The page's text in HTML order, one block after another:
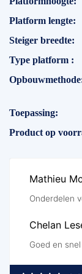
Platform lengte
Steiger breedte
Type platform
Opbouwmethode
Toepassing
Product op